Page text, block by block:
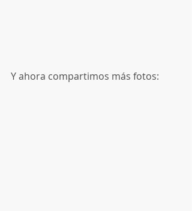
Y ahora compartimos más fotos: